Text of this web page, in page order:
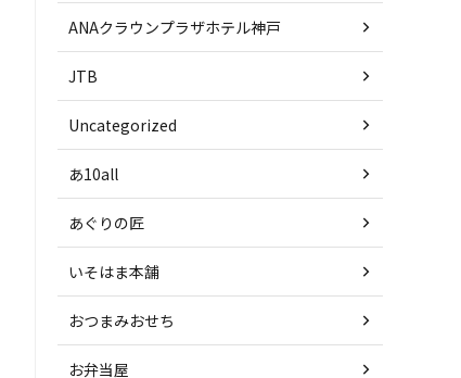
ANAクラウンプラザホテル神戸
JTB
Uncategorized
あ10all
あぐりの匠
いそはま本舗
おつまみおせち
お弁当屋